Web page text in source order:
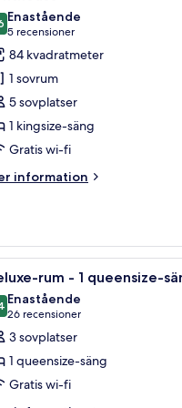
av 10
Enastående
5 recensioner
(5 recensioner)
84 kvadratmeter
1 sovrum
5 sovplatser
1 kingsize-säng
Gratis wi-fi
information
två inramade tavlor på väggen.
av tegel och utsikt över staden.
5 rum - 1 queensize-
av 10
Enastående
26 recensioner
(26 recensioner)
3 sovplatser
1 queensize-säng
Gratis wi-fi